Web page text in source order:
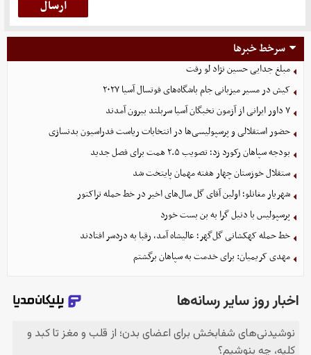
سرخط خبرها
مبلغ جدایی حسین نژاد لو رفت
کیش در مسیر میزبانی جام باشگاه‌های فوتسال آسیا ۲۰۲۷
۷ داور ایرانی از آزمون نخبگان آسیا سربلند بیرون آمدند
حضور استقلالی و پرسپولیسی‌ها در انتخابات ریاست فدراسیون بدنسازی
بودجه سپاهان رکورد زد؛ تصویب ۲.۵ همت برای فصل جدید
ستقلال خوزستان چهار هفته مهمان پایتخت شد
شهریار مغانلو؛ اولین آقای گل سال‌های اخیر در خط حمله تراکتور
پرسپولیس با دنیل گرا به بن بست خورد
خط حمله کهکشانی گل‌گهر؛ عالیشاه آمد، رقبا به دردسر افتادند
مهدی کریمیان: برای خدمت به سپاهان برگشتم